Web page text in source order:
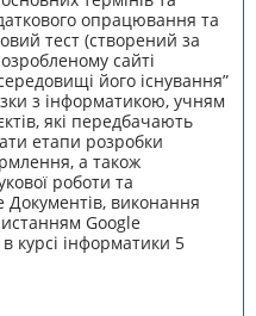
опрацювання та
тест (створений за
сайті
його існування”
з інформатикою, учням
які передбачають
етапи розробки
а також
роботи та
Документів, виконання
Google
курсі інформатики 5